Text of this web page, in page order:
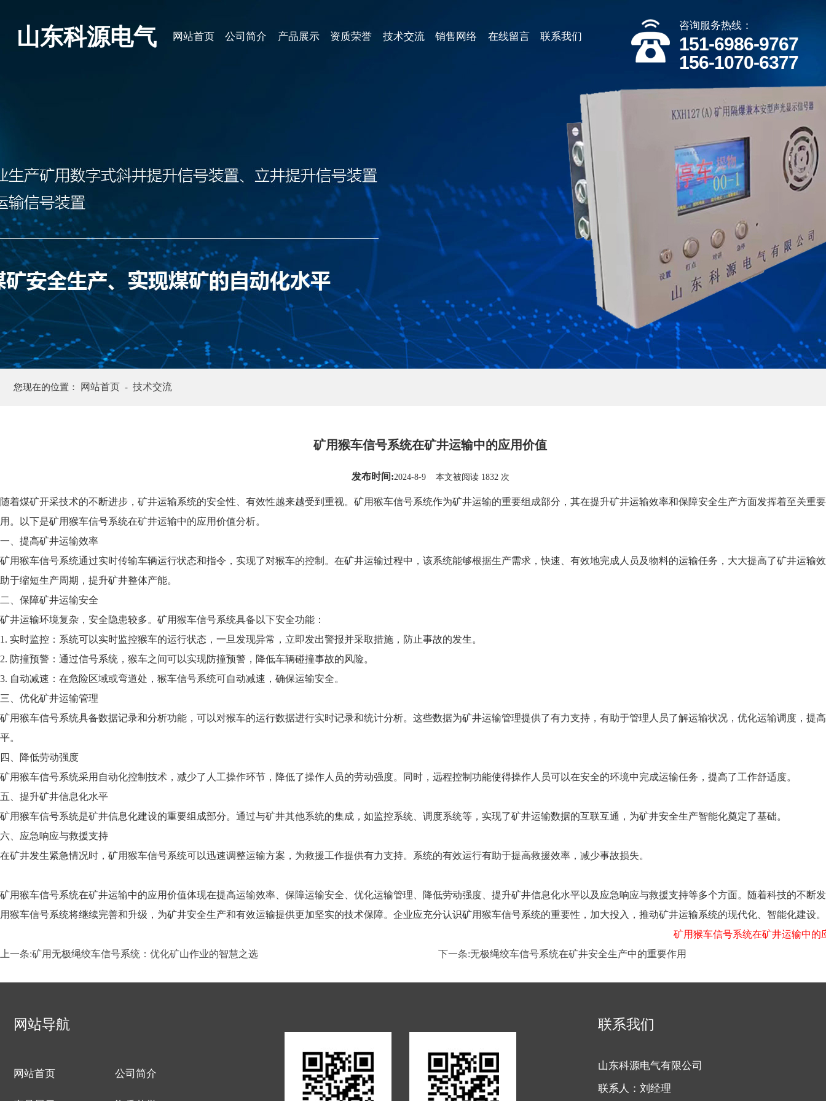
山东科源电气 网站首页 公司简介 产品展示 资质荣誉 技术交流 销售网络 在线留言 联系我们
咨询服务热线：
151-6986-9767
156-1070-6377
您现在的位置： 网站首页 - 技术交流
矿用猴车信号系统在矿井运输中的应用价值
发布时间:2024-8-9 本文被阅读 1832 次
随着煤矿开采技术的不断进步，矿井运输系统的安全性、有效性越来越受到重视。矿用猴车信号系统作为矿井运输的重要组成部分，其在提升矿井运输效率和保障安全生产方面发挥着至关重
用。以下是矿用猴车信号系统在矿井运输中的应用价值分析。
一、提高矿井运输效率
矿用猴车信号系统通过实时传输车辆运行状态和指令，实现了对猴车的控制。在矿井运输过程中，该系统能够根据生产需求，快速、有效地完成人员及物料的运输任务，大大提高了矿井运输
助于缩短生产周期，提升矿井整体产能。
二、保障矿井运输安全
矿井运输环境复杂，安全隐患较多。矿用猴车信号系统具备以下安全功能：
1. 实时监控：系统可以实时监控猴车的运行状态，一旦发现异常，立即发出警报并采取措施，防止事故的发生。
2. 防撞预警：通过信号系统，猴车之间可以实现防撞预警，降低车辆碰撞事故的风险。
3. 自动减速：在危险区域或弯道处，猴车信号系统可自动减速，确保运输安全。
三、优化矿井运输管理
矿用猴车信号系统具备数据记录和分析功能，可以对猴车的运行数据进行实时记录和统计分析。这些数据为矿井运输管理提供了有力支持，有助于管理人员了解运输状况，优化运输调度，提
平。
四、降低劳动强度
矿用猴车信号系统采用自动化控制技术，减少了人工操作环节，降低了操作人员的劳动强度。同时，远程控制功能使得操作人员可以在安全的环境中完成运输任务，提高了工作舒适度。
五、提升矿井信息化水平
矿用猴车信号系统是矿井信息化建设的重要组成部分。通过与矿井其他系统的集成，如监控系统、调度系统等，实现了矿井运输数据的互联互通，为矿井安全生产智能化奠定了基础。
六、应急响应与救援支持
在矿井发生紧急情况时，矿用猴车信号系统可以迅速调整运输方案，为救援工作提供有力支持。系统的有效运行有助于提高救援效率，减少事故损失。
矿用猴车信号系统在矿井运输中的应用价值体现在提高运输效率、保障运输安全、优化运输管理、降低劳动强度、提升矿井信息化水平以及应急响应与救援支持等多个方面。随着科技的不断
用猴车信号系统将继续完善和升级，为矿井安全生产和有效运输提供更加坚实的技术保障。企业应充分认识矿用猴车信号系统的重要性，加大投入，推动矿井运输系统的现代化、智能化建设。
矿用猴车信号系统在矿井运输中的
上一条:矿用无极绳绞车信号系统：优化矿山作业的智慧之选 下一条:无极绳绞车信号系统在矿井安全生产中的重要作用
网站导航
网站首页 公司简介
联系我们
山东科源电气有限公司
联系人：刘经理